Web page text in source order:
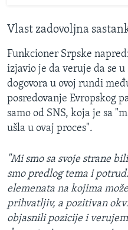
Vlast zadovoljna
Funkcioner Srpske
izjavio je da veruje da se
dogovora u ovoj rundi
posredovanje Evropskog
samo od SNS, koja je sa
ušla u ovaj proces".
"Mi smo sa svoje strane
smo predlog tema i
elemenata na kojima
prihvatljiv, a pozitivan
objasnili pozicije i